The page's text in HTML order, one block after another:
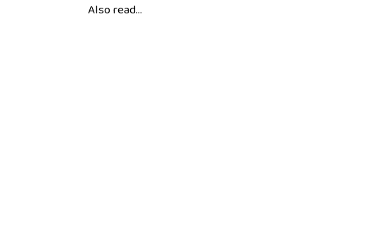
Also read...